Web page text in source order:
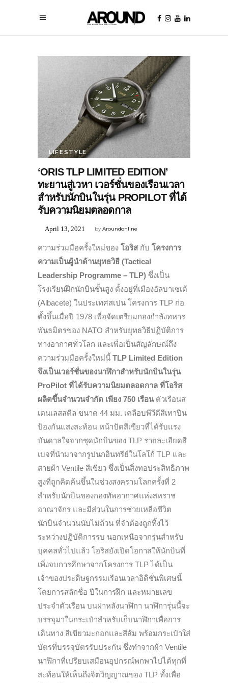
LIFESTYLE
‘ORIS TLP LIMITED EDITION’
ทะยานสู่เวหา เวอร์ชั่นของเรือนเวลา
สำหรับนักบินในรุ่น PROPILOT ที่ได้
รับความนิยมตลอดกาล
byAroundonline
April 13, 2021
ความร่วมมือครั้งใหม่ของ โอริสกับ โครงการ
ความเป็นผู้นำด้านยุทธวิธี (Tactical
Leadership Programme – TLP) ซึ่งเป็น
โรงเรียนฝึกนักบินชั้นสูง ตั้งอยู่ที่เมืองอัลบาเซเต้
(Albacete) ในประเทศสเปน โครงการ TLP ก่อ
ตั้งขึ้นเมื่อปี 1978 เพื่อจัดเตรียมกองกำลังทหาร
พันธมิตรของ NATO สำหรับยุทธวิธีปฏิบัติการ
ทางอากาศทั่วโลก และเพื่อเป็นสัญลักษณ์ถึง
ความร่วมมือครั้งใหม่นี้ TLP Limited Edition
จึงเป็นเวอร์ชั่นของนาฬิกาสำหรับนักบินในรุ่น
ProPilot ที่ได้รับความนิยมตลอดกาล ที่โอริส
ผลิตขึ้นจำนวนจำกัด เพียง 750 เรือนตัวเรือนส
เตนเลสสตีล ขนาด 44 มม. เคลือบพีวีดีสีเทาปืน
ป้องกันแสงสะท้อน หน้าปัดสีเขียวที่ได้รับแรง
บันดาลใจจากชุดนักบินของ TLP รายละเอียดสี
เบจที่นำมาจากรูปนกอินทรีย์ในโลโก้ TLP และ
สายผ้า Ventile สีเขียว ซึ่งเป็นสิ่งทอประสิทธิภาพ
สูงที่ถูกคิดค้นขึ้นในช่วงสงครามโลกครั้งที่ 2
สำหรับนักบินของกองทัพอากาศแห่งสหราช
อาณาจักร และมีส่วนในการช่วยเหลือชีวิต
นักบินจำนวนนับไม่ถ้วน ที่จำต้องถูกทิ้งไว้
ระหว่างปฏิบัติการรบ นอกเหนือจากรุ่นสำหรับ
บุคคลทั่วไปแล้ว โอริสยังเปิดโอกาสให้นักบินที่
เพิ่งจบการศึกษาจากโครงการ TLPได้เป็น
เจ้าของประดิษฐกรรมเรือนเวลาอิดิชั่นพิเศษนี้
โดยการสลักชื่อ ปีในการฝึก และหมายเลข
ประจำตัวเรือน บนฝาหลังนาฬิกา นาฬิการุ่นนี้จะ
บรรจุมาในกระเป๋าสำหรับเก็บนาฬิกาเพื่อการ
เดินทาง สีเขียวมะกอกและสีส้ม พร้อมกระเป๋าใส่
บัตรที่บรรจุบัตรรับประกัน ซึ่งทำจากผ้า Ventile
นาฬิกาที่เปรียบเสมือนอุปกรณ์พกพาไปได้ทุกที่
สะท้อนให้เห็นถึงจิตวิญญาณของ TLP ทั้งเพื่อ